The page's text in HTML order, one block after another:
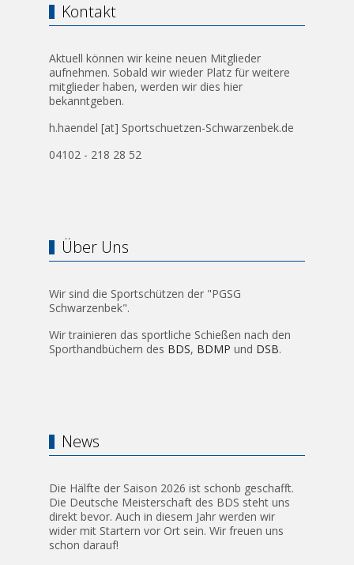
Kontakt
Aktuell können wir keine neuen Mitglieder
aufnehmen. Sobald wir wieder Platz für weitere
mitglieder haben, werden wir dies hier
bekanntgeben.
h.haendel [at] Sportschuetzen-Schwarzenbek.de
04102 - 218 28 52
Über Uns
Wir sind die Sportschützen der "PGSG
Schwarzenbek".
Wir trainieren das sportliche Schießen nach den
Sporthandbüchern des BDS, BDMP und DSB.
News
Die Hälfte der Saison 2026 ist schonb geschafft.
Die Deutsche Meisterschaft des BDS steht uns
direkt bevor. Auch in diesem Jahr werden wir
wider mit Startern vor Ort sein. Wir freuen uns
schon darauf!